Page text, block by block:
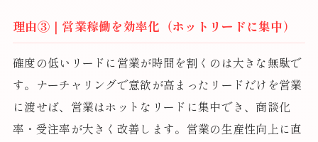
理由③｜営業稼働を効率化（ホットリードに集中）
確度の低いリードに営業が時間を割くのは大きな無駄で
す。ナーチャリングで意欲が高まったリードだけを営業
に渡せば、営業はホットなリードに集中でき、商談化
率・受注率が大きく改善します。営業の生産性向上に直